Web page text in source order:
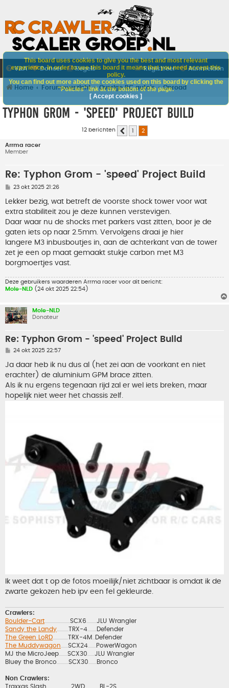
V&A Doneer Regels Aanmelden
Registreer
Home Forumoverzicht Overige RC auto's Onroad
Typhon Grom - 'speed' Project Build
12 berichten 2
Arrma racer
Member
Re: Typhon Grom - 'speed' Project Build
B
r
c
h
23 okt 2025 21:26
Lekker bezig, wat betreft de voorste shock tower voor wat
extra stabiliteit zou je deze kunnen verstevigen.
Daar waar nu de shocks met parkers vast zitten, boor je de
gaten iets op naar 2.5mm. Vervolgens draai je hier
langere M3 inbusboutjes in, aan de achterkant van de tower
zet je een op maat gemaakt stukje carbon met M3
borgmoertjes vast.
Deze gebruikers waarderen Arrma racer voor dit bericht:
Mole-NLD (24 okt 2025 22:54)
Mole-NLD
Donateur
Re: Typhon Grom - 'speed' Project Build
B
r
c
h
24 okt 2025 22:57
Ja daar heb ik nu dus al (het zei aan de voorkant en niet
erachter) de aluminium GPM brace zitten.
Als ik nu ergens tegenaan rijd zal er wel iets breken, maar
hopelijk niet weer het chassis zelf.
Ik weet dat t op de fotos moeilijk/niet zichtbaar is omdat ik de
zwarte gekozen heb ipv een fel gekleurde.
Crawlers:
Boulder-Cart..................................................SCX6 ....................JLU Wrangler
Sandy the Landy.......................TRX-4.................. Defender
The Green LoRD..............................TRX-4M ...... Defender
The Muddywagon ..............SCX24................ PowerWagon
MJ the MicroJeep.................SCX30 ..............JLU Wrangler
Bluey the Bronco .......................SCX30 ................ Bronco
Non Crawlers:
Traxxas Slash
2WD BL-2S
This board uses cookies to give you the best and most relevant
experience. In order to use this board it means that you need accept this
policy.
You can find out more about the cookies used on this board by clicking the
"Policies" link at the bottom of the page.
[ Accept cookies ]